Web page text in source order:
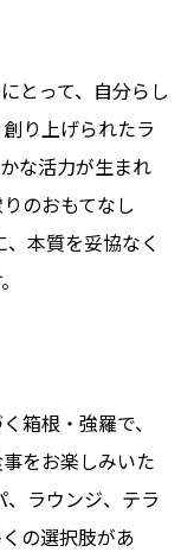
とって、自分らし
り上げられたラ
な活力が生まれ
のおもてなし
本質を妥協なく
箱根・強羅で、
をお楽しみいた
ラウンジ、テラ
の選択肢があ